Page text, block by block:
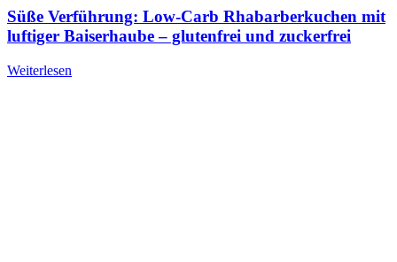
Süße Verführung: Low-Carb Rhabarberkuchen mit
luftiger Baiserhaube – glutenfrei und zuckerfrei
Weiterlesen